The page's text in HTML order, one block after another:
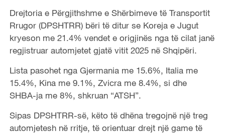
Drejtoria e Përgjithshme e Shërbimeve të Transportit
Rrugor (DPSHTRR) bëri të ditur se Koreja e Jugut
kryeson me 21.4% vendet e origjinës nga të cilat janë
regjistruar automjetet gjatë vitit 2025 në Shqipëri.
Lista pasohet nga Gjermania me 15.6%, Italia me
15.4%, Kina me 9.1%, Zvicra me 8.4%, si dhe
SHBA-ja me 8%, shkruan “ATSH”.
Sipas DPSHTRR-së, këto të dhëna tregojnë një treg
automjetesh në rritje, të orientuar drejt një game të